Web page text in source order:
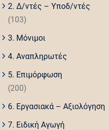
2. Δ/ντές – Υποδ/ντές
(103)
3. Μόνιμοι
4. Αναπληρωτές
5. Επιμόρφωση
(200)
6. Εργασιακά – Αξιολόγηση
7. Ειδική Αγωγή